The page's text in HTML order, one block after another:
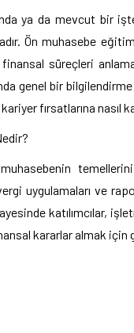
ya da mevcut bir
Ön muhasebe
süreçleri
genel bir
fırsatlarına nasıl
uygulamaları ve
katılımcılar,
kararlar almak için